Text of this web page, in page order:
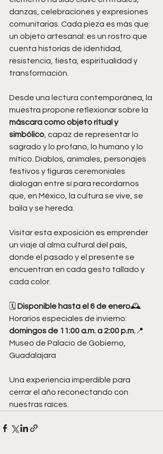
danzas, celebraciones y expresiones
comunitarias. Cada pieza es más que
un objeto artesanal: es un rostro que
cuenta historias de identidad,
resistencia, fiesta, espiritualidad y
transformación.
Desde una lectura contemporánea, la
muestra propone reflexionar sobre la
máscara como objeto ritual y
simbólico , capaz de representar lo
sagrado y lo profano, lo humano y lo
mítico. Diablos, animales, personajes
festivos y figuras ceremoniales
dialogan entre sí para recordarnos
que, en México, la cultura se vive, se
baila y se hereda.
Visitar esta exposición es emprender
un viaje al alma cultural del país,
donde el pasado y el presente se
encuentran en cada gesto tallado y
cada color.
🗓️ Disponible hasta el 6 de enero🕰️
Horarios especiales de invierno:
domingos de 11:00 a.m. a 2:00 p.m. 📍
Museo de Palacio de Gobierno,
Guadalajara
Una experiencia imperdible para
cerrar el año reconectando con
nuestras raíces.